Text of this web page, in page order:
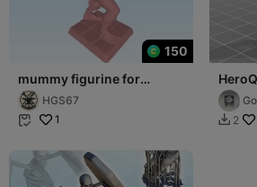
150
mummy figurine for
tabletop like hero quest
DnD TSA
HGS67
 1  2